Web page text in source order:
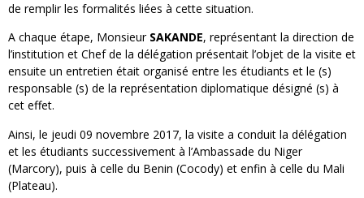
de remplir les formalités liées à cette situation.
A chaque étape, Monsieur SAKANDE, représentant la direction de
l’institution et Chef de la délégation présentait l’objet de la visite et
ensuite un entretien était organisé entre les étudiants et le (s)
responsable (s) de la représentation diplomatique désigné (s) à
cet effet.
Ainsi, le jeudi 09 novembre 2017, la visite a conduit la délégation
et les étudiants successivement à l’Ambassade du Niger
(Marcory), puis à celle du Benin (Cocody) et enfin à celle du Mali
(Plateau).